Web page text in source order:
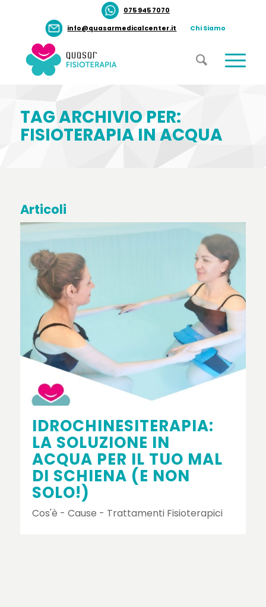
075 945 7070
info@quasarmedicalcenter.it
Chi Siamo
TAG ARCHIVIO PER:
FISIOTERAPIA IN ACQUA
Articoli
IDROCHINESITERAPIA:
LA SOLUZIONE IN
ACQUA PER IL TUO MAL
DI SCHIENA (E NON
SOLO!)
Cos'è - Cause - Trattamenti Fisioterapici